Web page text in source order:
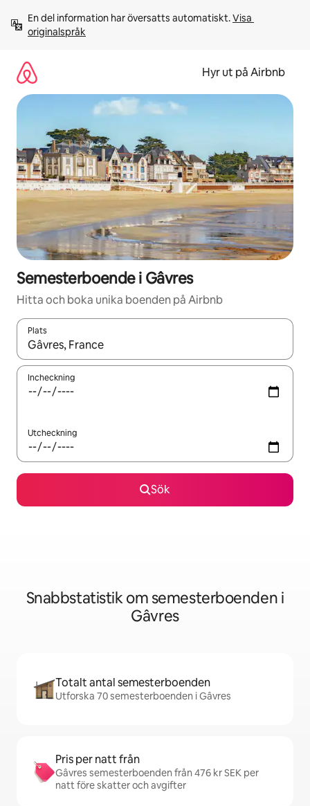
innehåll
En del information har översatts automatiskt. Visa
originalspråk
Hyr ut på Airbnb
Semesterboende i Gâvres
Hitta och boka unika boenden på Airbnb
Plats
När resultaten är tillgängliga kan du navigera med upp- och
Incheckning
Utcheckning
Sök
Snabbstatistik om semesterboenden i
Gâvres
Totalt antal semesterboenden
Utforska 70 semesterboenden i Gâvres
Pris per natt från
Gâvres semesterboenden från 476 kr SEK per
natt före skatter och avgifter